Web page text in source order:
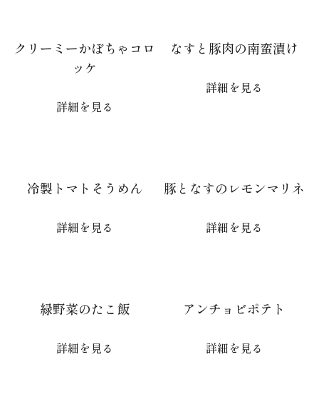
クリーミーかぼちゃコロ
ッケ
詳細を見る
なすと豚肉の南蛮漬け
詳細を見る
冷製トマトそうめん
詳細を見る
豚となすのレモンマリネ
詳細を見る
緑野菜のたこ飯
詳細を見る
アンチョビポテト
詳細を見る